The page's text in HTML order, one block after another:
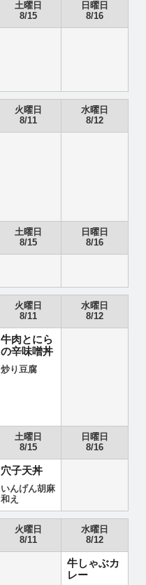
土曜日
8/15
日曜日
8/16
火曜日
8/11
水曜日
8/12
土曜日
8/15
日曜日
8/16
火曜日
8/11
水曜日
8/12
牛肉とにら
の辛味噌丼
炒り豆腐
土曜日
8/15
日曜日
8/16
穴子天丼
いんげん胡麻
和え
火曜日
8/11
水曜日
8/12
牛しゃぶカ
レー